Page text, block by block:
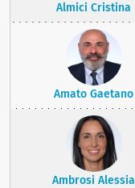
Almici Cristina
Amato Gaetano
Ambrosi Alessia